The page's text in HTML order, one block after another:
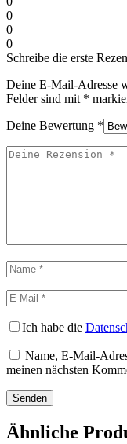
0
0
0
Schreibe die erste
Deine E-Mail-Adresse
Felder sind mit *
Deine Bewertung *
Deine
Name
E-
Mail
Ich habe die
Name, E-Mail-
meinen nächsten
Ähnliche